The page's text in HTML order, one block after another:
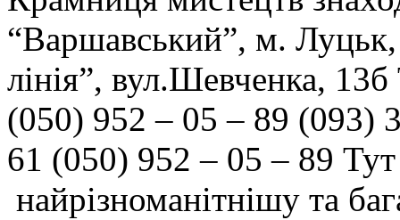
“Варшавський”, м.
лінія”, вул.Шевченка,
(050) 952 – 05 – 89 (093)
61 (050) 952 – 05 – 89
найрізноманітнішу та